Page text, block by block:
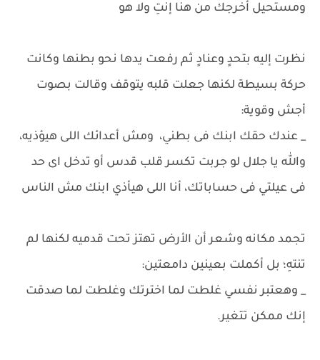
ومستحيل أخرجك من هنا إنتِ ولا هو
نظرت إليه بتحدٍ وعنادٍ ثم رفعت يدها نحو بطنها وكانت
حركة بسيطة لكنها جعلت قلبه يتوقف وقالت بصوت
أجش وقوية:
_ عندك حقك ابنك فى بطني، ومش أعدائك اللى هيؤذيه،
والله يا جلال لو جربت تكسر قلب قدس أو تدخل اى حد
فى عيلتي فى حساباتك، أنا اللى هيأذي ابنك مش الناس
تجمد مكانه وشعر أن الأرض تهتز تحت قدميه لكنها لم
تنتهِ؛ بل أكملت بعينين دامعتين:
_ وهعتبر نفسي غلطت لما اخترتك وغلطت لما صدقت
إنك ممكن تتغير.